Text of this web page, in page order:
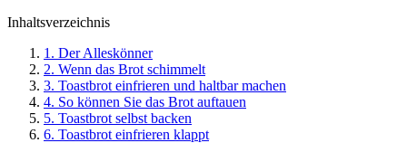
Inhaltsverzeichnis
1. Der Alleskönner
2. Wenn das Brot schimmelt
3. Toastbrot einfrieren und haltbar machen
4. So können Sie das Brot auftauen
5. Toastbrot selbst backen
6. Toastbrot einfrieren klappt